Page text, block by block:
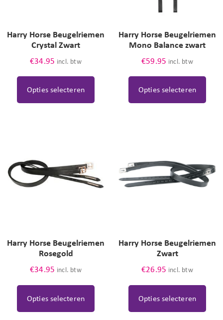
Harry Horse Beugelriemen
Crystal Zwart
€34.95 incl. btw
Opties selecteren
Harry Horse Beugelriemen
Mono Balance zwart
€59.95 incl. btw
Opties selecteren
Harry Horse Beugelriemen
Rosegold
€34.95 incl. btw
Opties selecteren
Harry Horse Beugelriemen
Zwart
€26.95 incl. btw
Opties selecteren